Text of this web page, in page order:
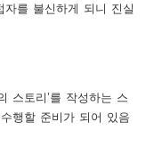
를 불신하게 되니 진실
스토리’를 작성하는 스
행할 준비가 되어 있음